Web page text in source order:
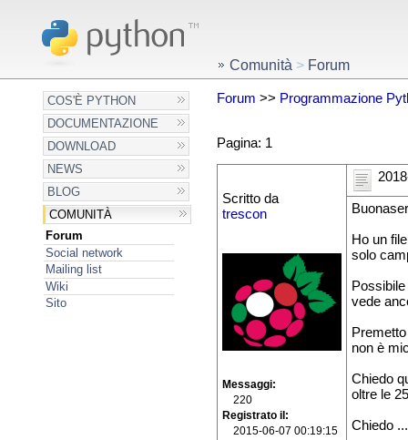
COS'È PYTHON
DOCUMENTAZIONE
DOWNLOAD
NEWS
BLOG
COMUNITÀ
Forum
Social network
Mailing list
Wiki
Sito
Comunità > Forum
Forum >> Programmazione
Pagina: 1
Scritto da
trescon
Messaggi
220
Registrato il
2015-06-07 00:19:15
Ho un
solo
vede
non è
Chiedo
oltre le
Chiedo